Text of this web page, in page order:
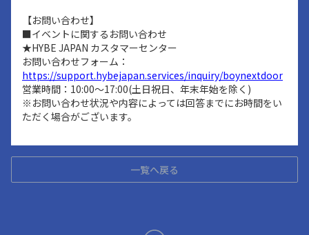
【お問い合わせ】
■イベントに関するお問い合わせ
★HYBE JAPAN カスタマーセンター
お問い合わせフォーム：
https://support.hybejapan.services/inquiry/boynextdoor
営業時間：10:00～17:00(土日祝日、年末年始を除く)
※お問い合わせ状況や内容によっては回答までにお時間をい
ただく場合がございます。
一覧へ戻る